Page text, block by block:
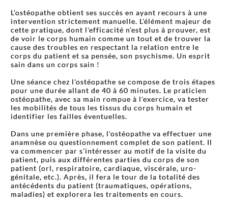
L'ostéopathe obtient ses succès en ayant recours à une
intervention strictement manuelle. L'élément majeur de
cette pratique, dont l'efficacité n'est plus à prouver, est
de voir le corps humain comme un tout et de trouver la
cause des troubles en respectant la relation entre le
corps du patient et sa pensée, son psychisme. Un esprit
sain dans un corps sain !
Une séance chez l'ostéopathe se compose de trois étapes
pour une durée allant de 40 à 60 minutes. Le praticien
ostéopathe, avec sa main rompue à l'exercice, va tester
les mobilités de tous les tissus du corps humain et
identifier les failles éventuelles.
Dans une première phase, l'ostéopathe va effectuer une
anamnèse ou questionnement complet de son patient. Il
va commencer par s'intéresser au motif de la visite du
patient, puis aux différentes parties du corps de son
patient (orl, respiratoire, cardiaque, viscérale, uro-
génitale, etc.). Après, il fera le tour de la totalité des
antécédents du patient (traumatiques, opérations,
maladies) et explorera les traitements en cours.